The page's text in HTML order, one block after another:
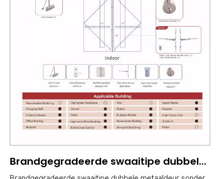
Brandgegradeerde swaaitipe dubbele metaaldeur sonder oorvleueling - Amerikaanse standaard-trap-ontsnappingsroete